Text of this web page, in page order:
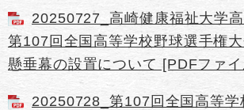
20250727_高崎健康福祉大学
第107回全国高等学校野球選手権
懸垂幕の設置について [PDFファ
20250728_第107回全国高等学